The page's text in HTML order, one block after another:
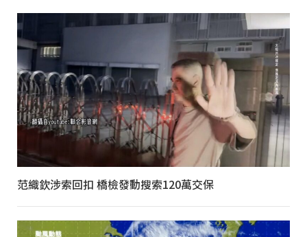
范織欽涉索回扣 橋檢發動搜索120萬交保